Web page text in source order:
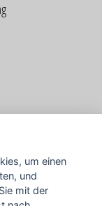
um einen
und
mit der